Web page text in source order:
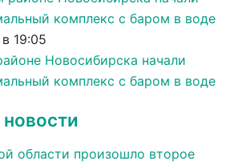
19:05
Новосибирска начали
комплекс с баром в воде